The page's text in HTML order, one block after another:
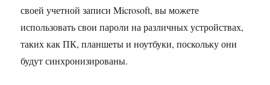
своей учетной записи Microsoft, вы можете
использовать свои пароли на различных устройствах,
таких как ПК, планшеты и ноутбуки, поскольку они
будут синхронизированы.